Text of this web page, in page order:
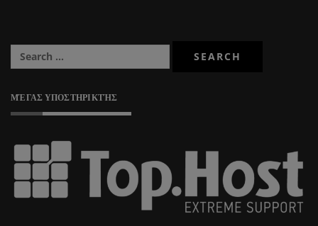
ΜΈΓΑΣ ΥΠΟΣΤΗΡΙΚΤΉΣ